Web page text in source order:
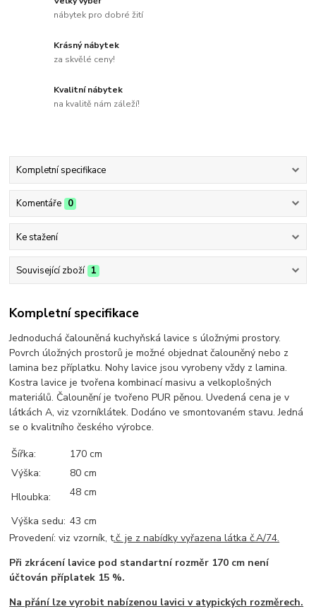
nábytek pro dobré žití
Krásný nábytek
za skvělé ceny!
Kvalitní nábytek
na kvalitě nám záleží!
Kompletní specifikace
Komentáře 0
Ke stažení
Související zboží 1
Kompletní specifikace
Jednoduchá čalouněná kuchyňská lavice s úložnými prostory.
Povrch úložných prostorů je možné objednat čalouněný nebo z
lamina bez příplatku. Nohy lavice jsou vyrobeny vždy z lamina.
Kostra lavice je tvořena kombinací masivu a velkoplošných
materiálů. Čalounění je tvořeno PUR pěnou. Uvedená cena je v
látkách A, viz vzorníklátek. Dodáno ve smontovaném stavu. Jedná
se o kvalitního českého výrobce.
Šířka:
170 cm
Výška:
80 cm
Hloubka:
48 cm
Výška sedu: 43 cm
Provedení: viz vzorník, t.č. je z nabídky vyřazena látka č.A/74.
Při zkrácení lavice pod standartní rozměr 170 cm není
účtován příplatek 15 %.
Na přání lze vyrobit nabízenou lavici v atypických rozměrech.